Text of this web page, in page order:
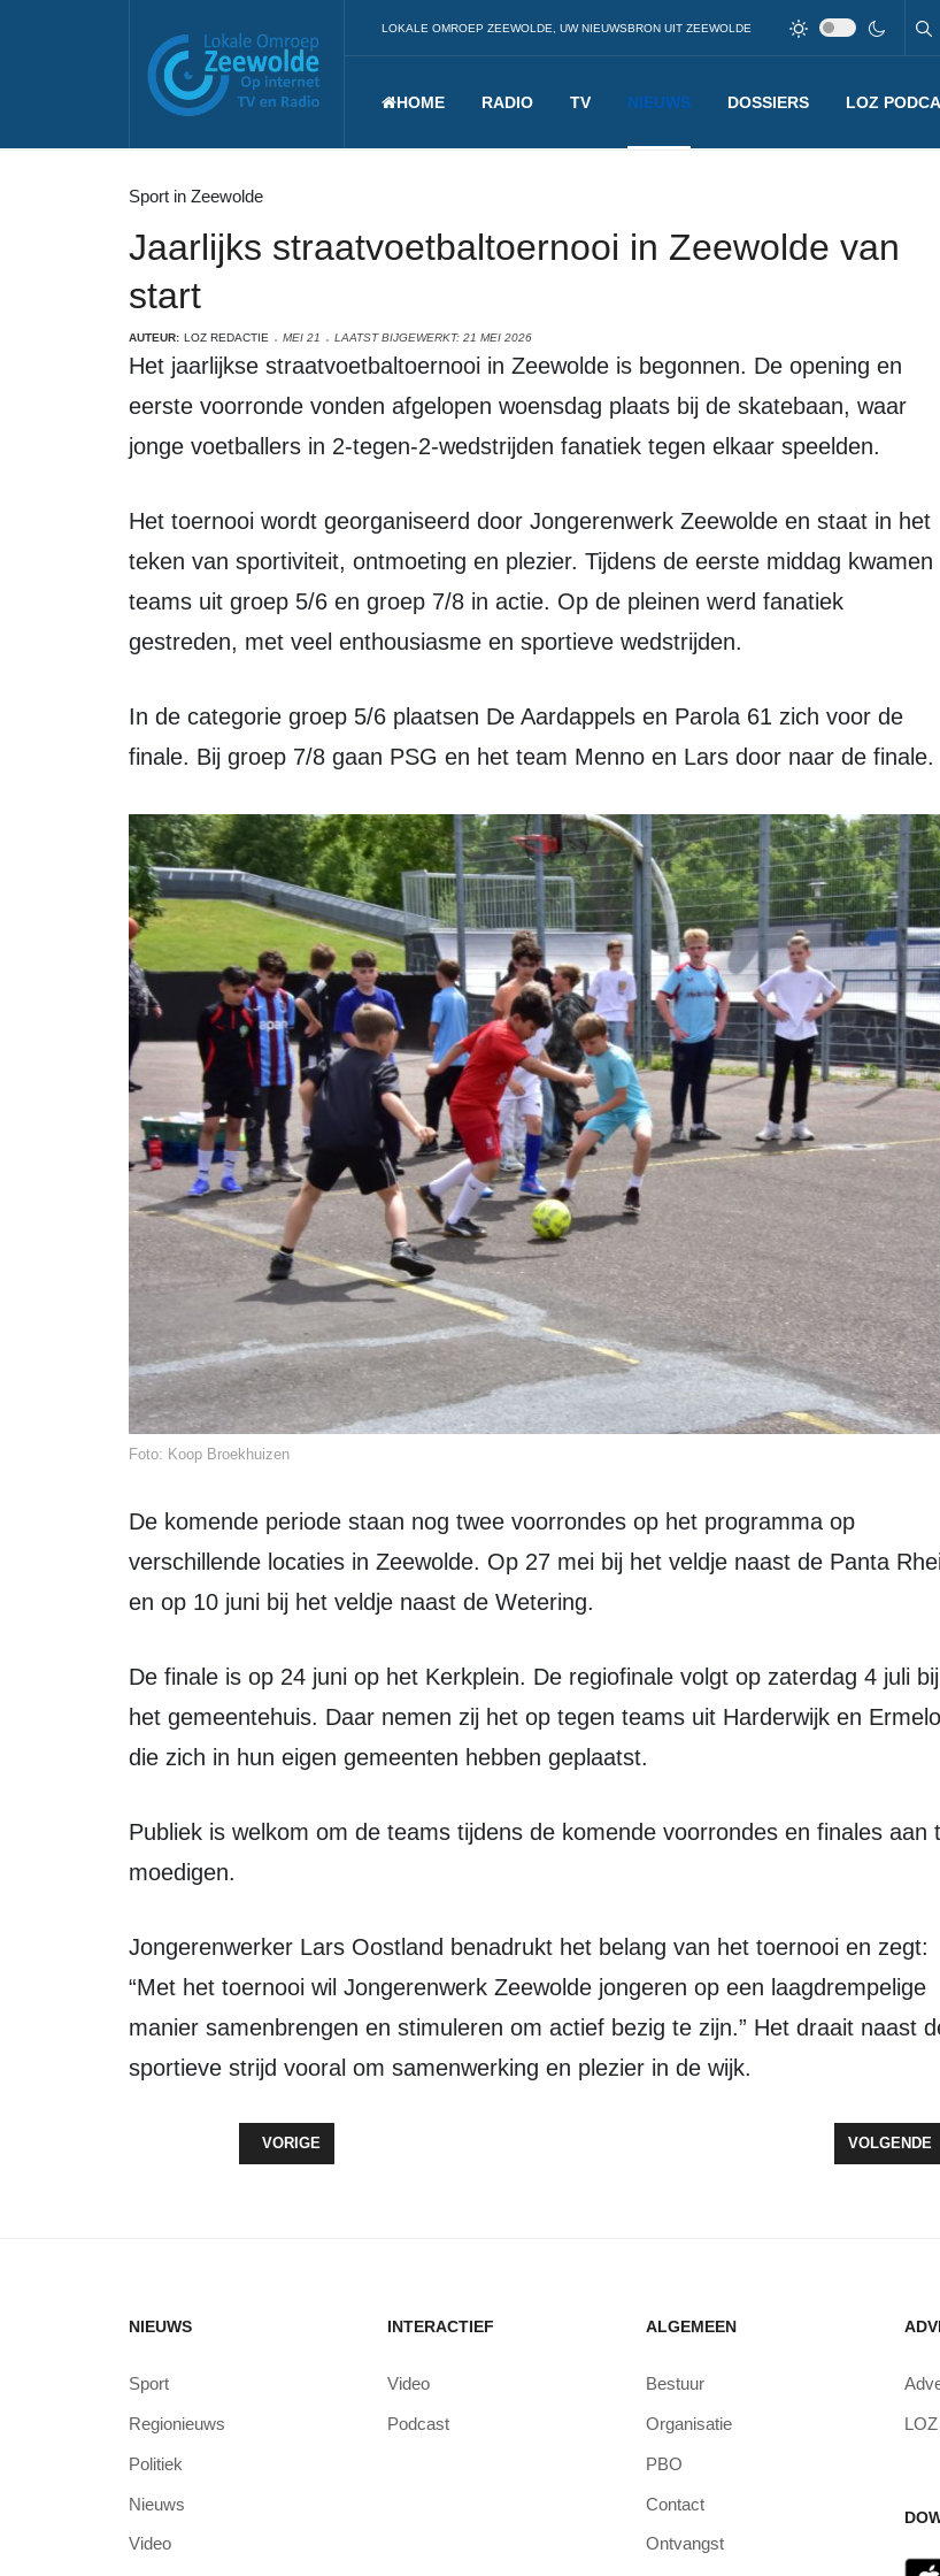
LOKALE OMROEP ZEEWOLDE, UW NIEUWSBRON UIT ZEEWOLDE
HOME RADIO TV NIEUWS DOSSIERS LOZ
Sport in Zeewolde
Jaarlijks straatvoetbaltoernooi in Zeewolde van
start
AUTEUR: LOZ REDACTIE MEI 21 LAATST BIJGEWERKT: 21 MEI 2026
Het jaarlijkse straatvoetbaltoernooi in Zeewolde is begonnen. De opening en
eerste voorronde vonden afgelopen woensdag plaats bij de skatebaan, waar
jonge voetballers in 2-tegen-2-wedstrijden fanatiek tegen elkaar speelden.
Het toernooi wordt georganiseerd door Jongerenwerk Zeewolde en staat in het
teken van sportiviteit, ontmoeting en plezier. Tijdens de eerste middag kwamen
teams uit groep 5/6 en groep 7/8 in actie. Op de pleinen werd fanatiek
gestreden, met veel enthousiasme en sportieve wedstrijden.
In de categorie groep 5/6 plaatsen De Aardappels en Parola 61 zich voor de
finale. Bij groep 7/8 gaan PSG en het team Menno en Lars door naar de finale.
Foto: Koop Broekhuizen
De komende periode staan nog twee voorrondes op het programma op
verschillende locaties in Zeewolde. Op 27 mei bij het veldje naast de Panta Rhei
en op 10 juni bij het veldje naast de Wetering.
De finale is op 24 juni op het Kerkplein. De regiofinale volgt op zaterdag 4 juli bij
het gemeentehuis. Daar nemen zij het op tegen teams uit Harderwijk en Ermelo
die zich in hun eigen gemeenten hebben geplaatst.
Publiek is welkom om de teams tijdens de komende voorrondes en finales aan te
moedigen.
Jongerenwerker Lars Oostland benadrukt het belang van het toernooi en zegt:
“Met het toernooi wil Jongerenwerk Zeewolde jongeren op een laagdrempelige
manier samenbrengen en stimuleren om actief bezig te zijn.” Het draait naast
sportieve strijd vooral om samenwerking en plezier in de wijk.
VORIG ARTIKEL: WOLDERWIJD/DYZLE VERLIEST NIPT LAATSTE THUISDUEL VAN ROOD-WIT
VORIGE VOLGENDE
VOLGENDE
NIEUWS
Sport
Regionieuws
Politiek
Nieuws
Video
INTERACTIEF
Video
Podcast
ALGEMEEN
Bestuur
Organisatie
PBO
Contact
Ontvangst